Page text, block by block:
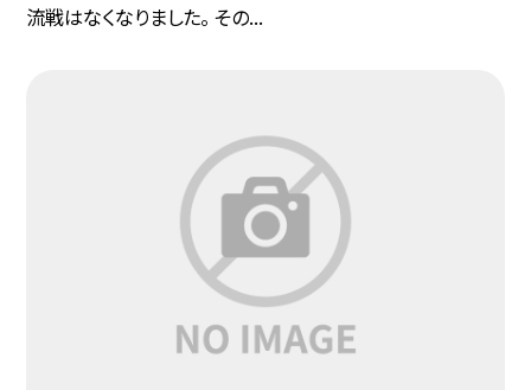
流戦はなくなりました。 その...